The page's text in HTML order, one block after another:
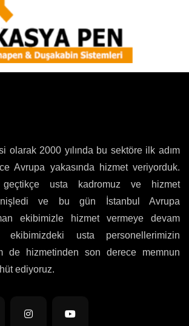
olarak 2000 yılında bu sektöre ilk adım
Avrupa yakasında hizmet veriyorduk.
usta kadromuz ve hizmet
ve bu gün İstanbul Avrupa
ekibimizle hizmet vermeye devam
ekibimizdeki usta personellerimizin
de hizmetinden son derece memnun
ediyoruz.